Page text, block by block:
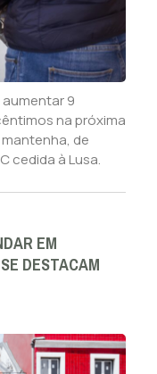
9
na próxima
de
cedida à Lusa.
EM
DESTACAM